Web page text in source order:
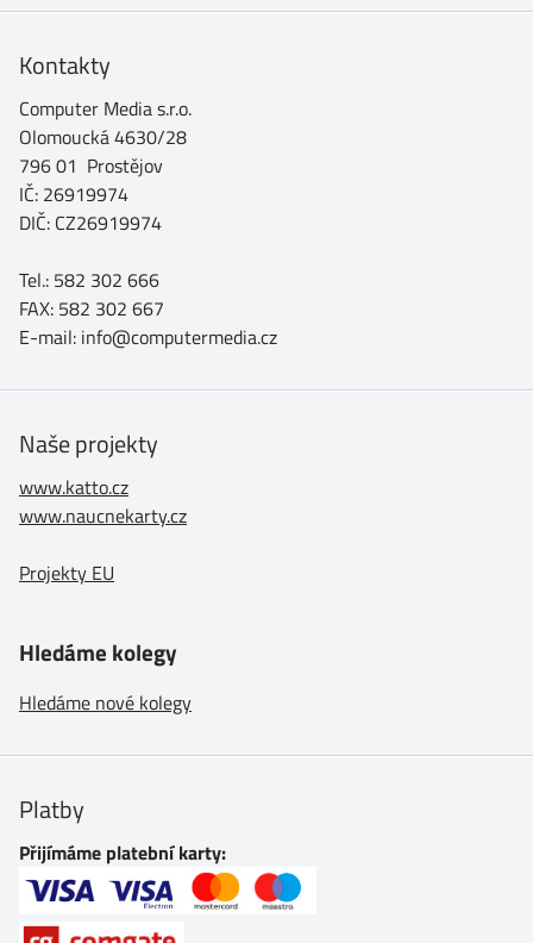
Kontakty
Computer Media s.r.o.
Olomoucká 4630/28
796 01 Prostějov
IČ: 26919974
DIČ: CZ26919974
Tel.: 582 302 666
FAX: 582 302 667
E-mail: info@computermedia.cz
Naše projekty
www.katto.cz
www.naucnekarty.cz
Projekty EU
Hledáme kolegy
Hledáme nové kolegy
Platby
Přijímáme platební karty: